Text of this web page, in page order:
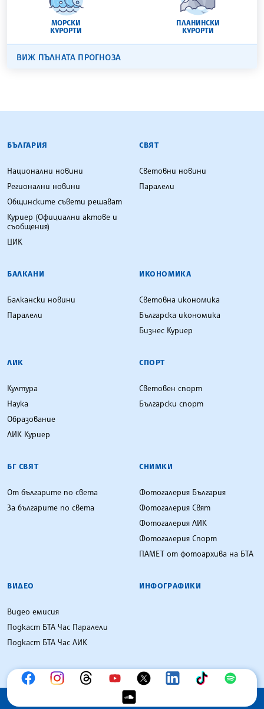
МОРСКИ
КУРОРТИ
ПЛАНИНСКИ
КУРОРТИ
ВИЖ ПЪЛНАТА ПРОГНОЗА
БЪЛГАРСКА ТЕЛЕГРАФНА АГЕНЦИЯ
БЪЛГАРИЯ
Национални новини
Регионални новини
Общинските съвети решават
Куриер (Официални актове и
съобщения)
ЦИК
СВЯТ
Световни новини
Паралели
БАЛКАНИ
Балкански новини
Паралели
ИКОНОМИКА
Световна икономика
Българска икономика
Бизнес Куриер
ЛИК
Култура
Наука
Образование
ЛИК Куриер
СПОРТ
Световен спорт
Български спорт
БГ СВЯТ
От българите по света
За българите по света
СНИМКИ
Фотогалерия България
Фотогалерия Свят
Фотогалерия ЛИК
Фотогалерия Спорт
ПАМЕТ от фотоархива на БТА
ВИДЕО
Видео емисия
Подкаст БТА Час Паралели
Подкаст БТА Час ЛИК
ИНФОГРАФИКИ